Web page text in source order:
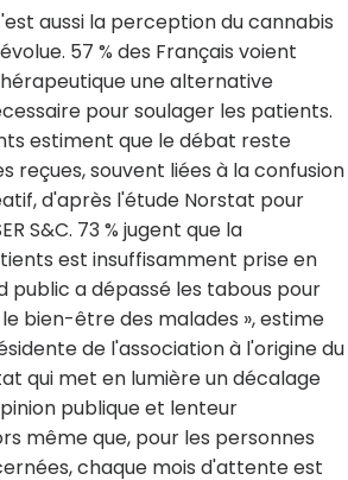
aussi la perception du cannabis
57 % des Français voient
une alternative
pour soulager les patients.
estiment que le débat reste
reçues, souvent liées à la confusion
d'après l'étude Norstat pour
S&C. 73 % jugent que la
est insuffisamment prise en
public a dépassé les tabous pour
bien-être des malades », estime
de l'association à l'origine du
qui met en lumière un décalage
publique et lenteur
même que, pour les personnes
chaque mois d'attente est